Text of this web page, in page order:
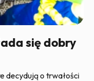
się dobry
decydują o trwałości